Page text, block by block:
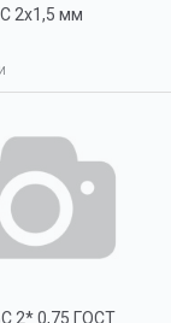
2х1,5 мм
2* 0,75 ГОСТ